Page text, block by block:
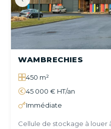
WAMBRECHIES
450 m²
45 000 € HT/an
Immédiate
Cellule de stockage à louer